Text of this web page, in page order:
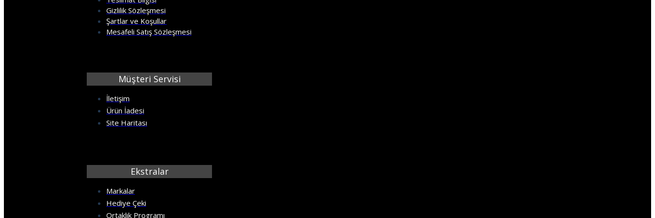
Gizlilik Sözleşmesi
Şartlar ve Koşullar
Mesafeli Satış Sözleşmesi
Müşteri Servisi
İletişim
Ürün İadesi
Site Haritası
Ekstralar
Markalar
Hediye Çeki
Ortaklık Programı